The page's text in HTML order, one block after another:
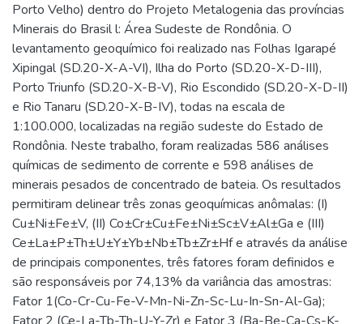
Porto Velho) dentro do Projeto Metalogenia das províncias
Minerais do Brasil l: Área Sudeste de Rondônia. O
levantamento geoquímico foi realizado nas Folhas Igarapé
Xipingal (SD.20-X-A-VI), Ilha do Porto (SD.20-X-D-III),
Porto Triunfo (SD.20-X-B-V), Rio Escondido (SD.20-X-D-II)
e Rio Tanaru (SD.20-X-B-IV), todas na escala de
1:100.000, localizadas na região sudeste do Estado de
Rondônia. Neste trabalho, foram realizadas 586 análises
químicas de sedimento de corrente e 598 análises de
minerais pesados de concentrado de bateia. Os resultados
permitiram delinear três zonas geoquímicas anômalas: (I)
Cu±Ni±Fe±V, (II) Co±Cr±Cu±Fe±Ni±Sc±V±Al±Ga e (III)
Ce±La±P±Th±U±Y±Yb±Nb±Tb±Zr±Hf e através da análise
de principais componentes, três fatores foram definidos e
são responsáveis por 74,13% da variância das amostras:
Fator 1(Co-Cr-Cu-Fe-V-Mn-Ni-Zn-Sc-Lu-In-Sn-Al-Ga);